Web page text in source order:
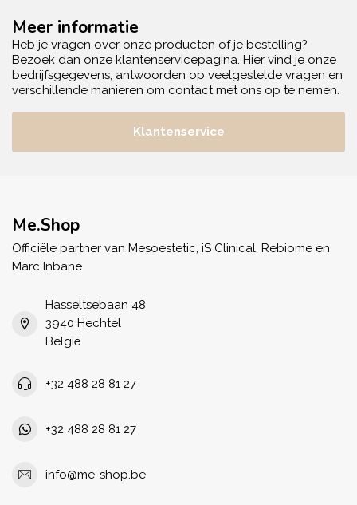
Meer informatie
Heb je vragen over onze producten of je bestelling?
Bezoek dan onze klantenservicepagina. Hier vind je onze
bedrijfsgegevens, antwoorden op veelgestelde vragen en
verschillende manieren om contact met ons op te nemen.
Klantenservice
Me.Shop
Officiële partner van Mesoestetic, iS Clinical, Rebiome en
Marc Inbane
Hasseltsebaan 48
3940 Hechtel
België
+32 488 28 81 27
+32 488 28 81 27
info@me-shop.be